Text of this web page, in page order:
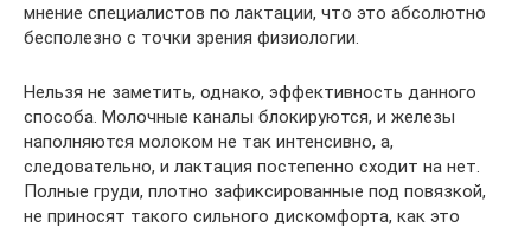
мнение специалистов по лактации, что это абсолютно
бесполезно с точки зрения физиологии.
Нельзя не заметить, однако, эффективность данного
способа. Молочные каналы блокируются, и железы
наполняются молоком не так интенсивно, а,
следовательно, и лактация постепенно сходит на нет.
Полные груди, плотно зафиксированные под повязкой,
не приносят такого сильного дискомфорта, как это